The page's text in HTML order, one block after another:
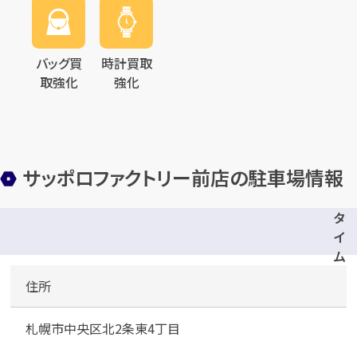
バッグ買
取強化
時計買取
強化
サッポロファクトリー前店の駐車場情報
タ
イ
ム
サ
住所
札幌市中央区北2条東4丁目